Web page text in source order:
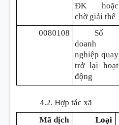
ĐK hoặc
chờ giải thể
0080108
Số
doanh
nghiệp quay
trở lại hoạt
động
4.2. Hợp tác xã
Mã dịch
Loại